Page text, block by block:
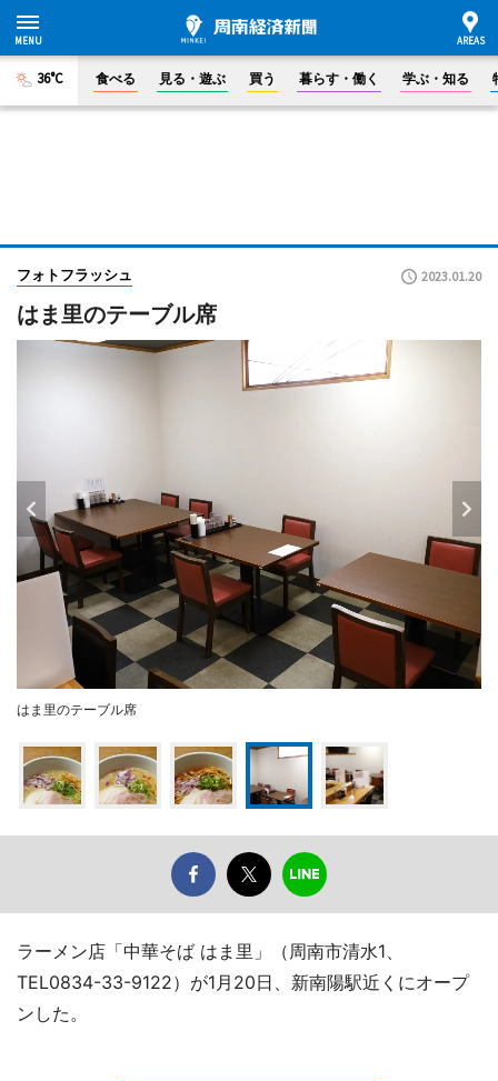
36°C 食べる 見る・遊ぶ 買う 暮らす・働く 学ぶ・知る
フォトフラッシュ 2023.01.20
はま里のテーブル席
はま里のテーブル席
ラーメン店「中華そば はま里」（周南市清水1、
TEL0834-33-9122）が1月20日、新南陽駅近くにオープ
ンした。